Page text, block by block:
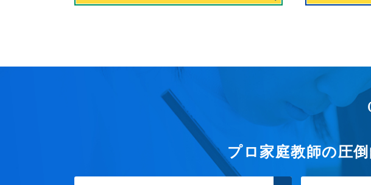
プロ家庭教師の圧